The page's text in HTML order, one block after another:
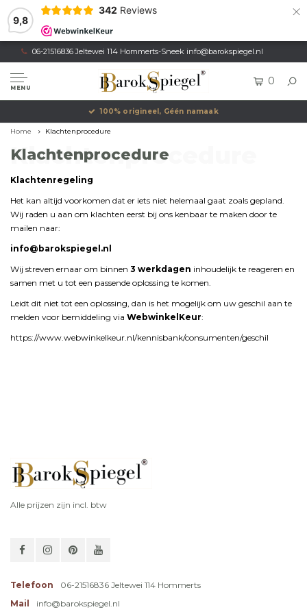
9,8
342 Reviews ×
06-21516836 Jeltewei 114 Hommerts-Sneek info@barokspiegel.nl
MENU
0
100% origineel, Géén namaak
Home Klachtenprocedure
Klachtenprocedure
Klachtenprocedure
Klachtenregeling
Het kan altijd voorkomen dat er iets niet helemaal gaat zoals gepland.
Wij raden u aan om klachten eerst bij ons kenbaar te maken door te
mailen naar:
info@ barokspiegel.nl
Wij streven ernaar om binnen 3 werkdagen inhoudelijk te reageren en
samen met u tot een passende oplossing te komen.
Leidt dit niet tot een oplossing, dan is het mogelijk om uw geschil aan te
melden voor bemiddeling via WebwinkelKeur:
https://www.webwinkelkeur.nl/kennisbank/consumenten/geschil
Alle prijzen zijn incl. btw
Telefoon
06-21516836 Jeltewei 114 Hommerts
Mail
info@barokspiegel.nl